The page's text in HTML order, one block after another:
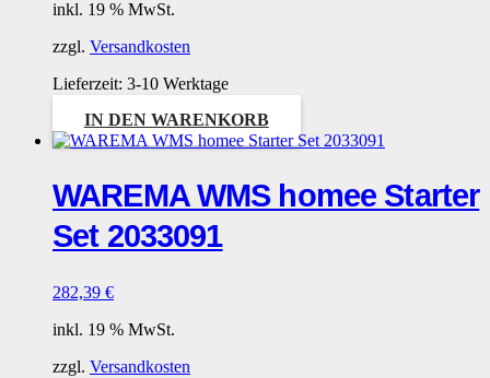
inkl. 19 % MwSt.
zzgl. Versandkosten
Lieferzeit: 3-10 Werktage
IN DEN WARENKORB
WAREMA WMS homee Starter
Set 2033091
282,39 €
inkl. 19 % MwSt.
zzgl. Versandkosten